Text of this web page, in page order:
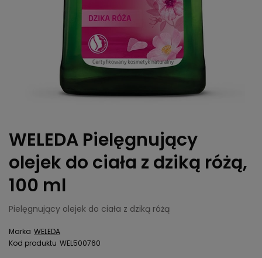
WELEDA Pielęgnujący
olejek do ciała z dziką różą,
100 ml
Pielęgnujący olejek do ciała z dziką różą
Marka WELEDA
Kod produktu WEL500760